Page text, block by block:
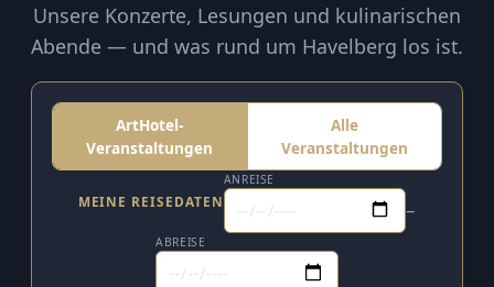
Unsere Konzerte, Lesungen und kulinarischen
Abende — und was rund um Havelberg los ist.
ArtHotel-
Veranstaltungen
Alle
Veranstaltungen
MEINE REISEDATEN
ANREISE
–
ABREISE